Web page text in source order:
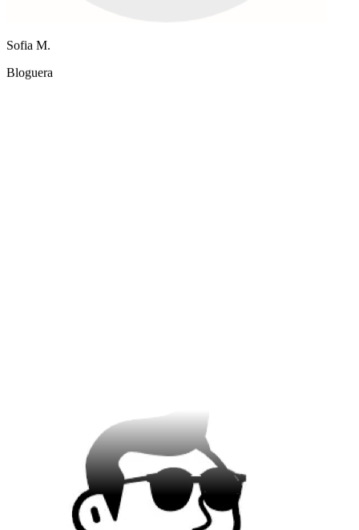
Sofia M.